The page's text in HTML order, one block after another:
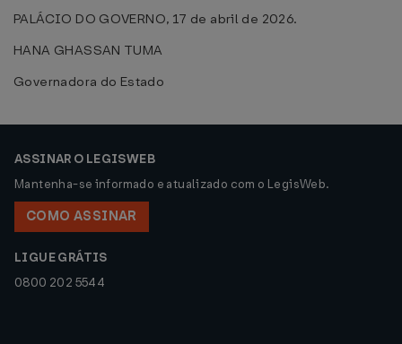
PALÁCIO DO GOVERNO, 17 de abril de 2026.
HANA GHASSAN TUMA
Governadora do Estado
ASSINAR O LEGISWEB
Mantenha-se informado e atualizado com o LegisWeb.
COMO ASSINAR
LIGUE GRÁTIS
0800 202 5544